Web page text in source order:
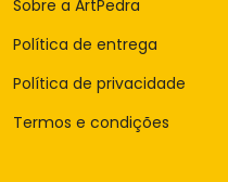
Sobre a ArtPedra
Política de entrega
Política de privacidade
Termos e condições